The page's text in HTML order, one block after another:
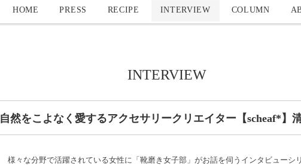
HOME PRESS RECIPE INTERVIEW COLUMN
INTERVIEW
自然をこよなく愛するアクセサリークリエイター【scheaf*】
様々な分野で活躍されている女性に「靴磨き女子部」がお話を伺うインタビューシリ